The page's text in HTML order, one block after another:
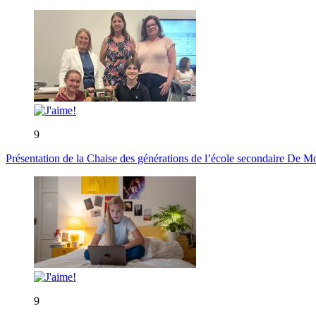
9
Présentation de la Chaise des générations de l’école secondaire De
9